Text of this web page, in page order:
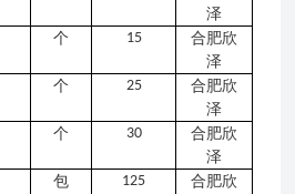
泽
个 15
合肥欣
泽
个 25
合肥欣
泽
个 30
合肥欣
泽
包 125
合肥欣